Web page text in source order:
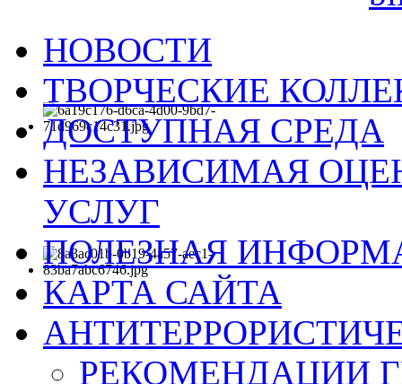
НОВОСТИ
ТВОРЧЕСКИЕ
ДОСТУПНАЯ СРЕДА
НЕЗАВИСИМАЯ
УСЛУГ
ПОЛЕЗНАЯ
КАРТА САЙТА
РЕКОМЕНДАЦИИ